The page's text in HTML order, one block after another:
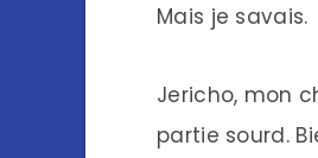
Mais je savais.
Jericho, mon
partie sourd.